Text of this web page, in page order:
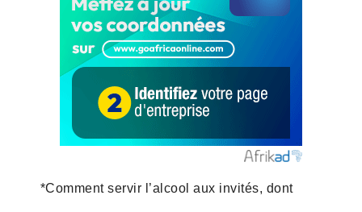
*Comment servir l’alcool aux invités, dont